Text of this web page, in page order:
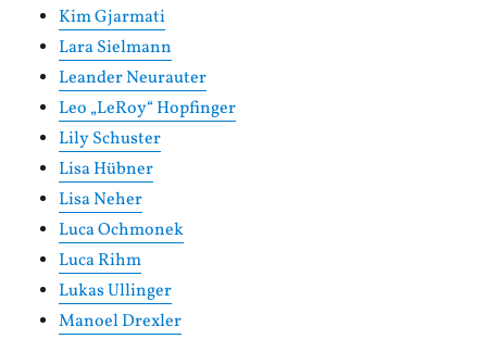
Kim Gjarmati
Lara Sielmann
Leander Neurauter
Leo „LeRoy“ Hopfinger
Lily Schuster
Lisa Hübner
Lisa Neher
Luca Ochmonek
Luca Rihm
Lukas Ullinger
Manoel Drexler